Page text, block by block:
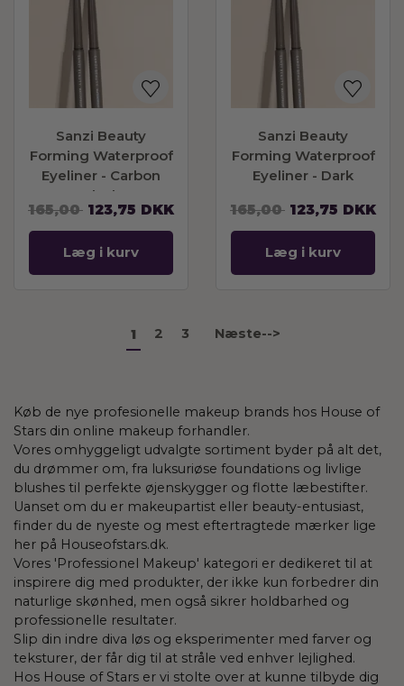
Sanzi Beauty
Forming Waterproof
Eyeliner - Carbon
Black
165,00 123,75 DKK
Læg i kurv
Sanzi Beauty
Forming Waterproof
Eyeliner - Dark
165,00 123,75 DKK
Læg i kurv
1 2 3 Næste-->
Køb de nye profesionelle makeup brands hos House of
Stars din online makeup forhandler.
Vores omhyggeligt udvalgte sortiment byder på alt det,
du drømmer om, fra luksuriøse foundations og livlige
blushes til perfekte øjenskygger og flotte læbestifter.
Uanset om du er makeupartist eller beauty-entusiast,
finder du de nyeste og mest eftertragtede mærker lige
her på Houseofstars.dk.
Vores 'Professionel Makeup' kategori er dedikeret til at
inspirere dig med produkter, der ikke kun forbedrer din
naturlige skønhed, men også sikrer holdbarhed og
professionelle resultater.
Slip din indre diva løs og eksperimenter med farver og
teksturer, der får dig til at stråle ved enhver lejlighed.
Hos House of Stars er vi stolte over at kunne tilbyde dig